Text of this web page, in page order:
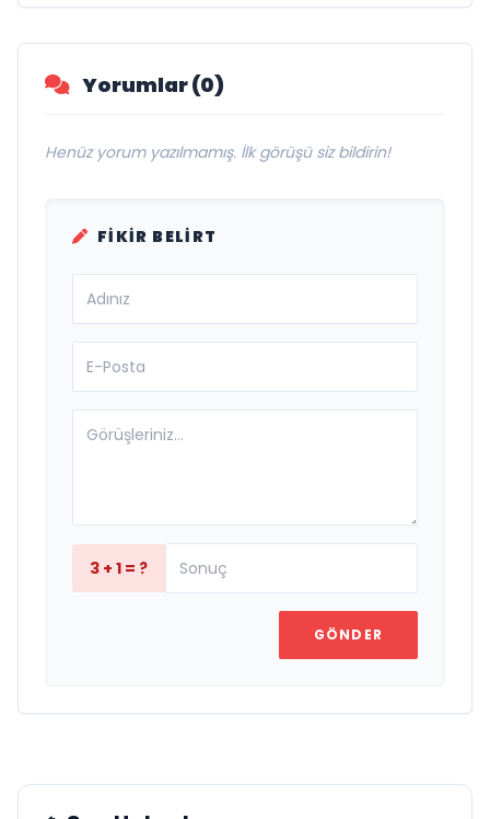
Yorumlar (0)
Henüz yorum yazılmamış. İlk görüşü siz bildirin!
FIKIR BELIRT
3 + 1 = ?
GÖNDER